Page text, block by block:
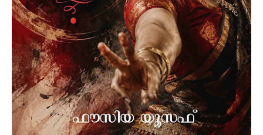
പ്രണയം, അത് കിട്ടേണ്ടിടത്തു നിന്നു കിട്ടാതെ വരികയും
മറ്റൊരിടത്തു നിന്ന് അത് അതിന്‍റെ ഏറ്റവും തീക്ഷ്ണതയില്‍
ലഭിക്കുകയും ചെയ്യുമ്പോള്‍ കടമകള്‍ക്കും പ്രണയത്തിനും
ഇടയില്‍പെട്ടുപോകുന്ന പുരുഷന്‍ എന്തു ചെയ്യും? ആ
കഥയാണ് മിയ. ആ പ്രണയിനി ഒരു മനുഷ്യസ്ത്രീ
അല്ലെങ്കിലോ..!
കേരളീയ ജനമനസ്സുകളിൽ 'യക്ഷി' എന്ന സങ്കൽപ്പത്തിന് എന്നും
ഭയത്തിന്റെയും നിഗൂഢതയുടെയും ഒരു വലിയ
പശ്ചാത്തലമുണ്ട്. പാലമരച്ചോട്ടിൽ കാത്തുനിൽ ക്കുന്ന,
ചോരകുടിക്കുന്ന പരമ്പരാഗത യക്ഷിരൂപങ്ങ ളിൽ നിന്നും
തികച്ചും വ്യത്യസ്തമായാണ് ഈ നോവലിൽ 'മിയ'
കടന്നുവരുന്നത്. അവൾ ജീൻസും കറുത്ത ടോപ്പു മിട്ട,